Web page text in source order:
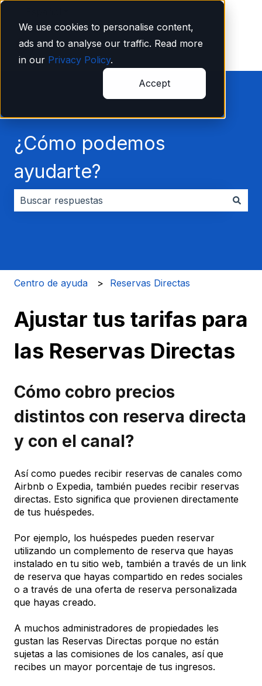
We use cookies to personalise content,
ads and to analyse our traffic. Read more
in our Privacy Policy.
Accept
¿Cómo podemos
ayudarte?
Centro de ayuda Reservas Directas
Ajustar tus tarifas para
las Reservas Directas
Cómo cobro precios
distintos con reserva directa
y con el canal?
Así como puedes recibir reservas de canales como
Airbnb o Expedia, también puedes recibir reservas
directas. Esto significa que provienen directamente
de tus huéspedes.
Por ejemplo, los huéspedes pueden reservar
utilizando un complemento de reserva que hayas
instalado en tu sitio web, también a través de un link
de reserva que hayas compartido en redes sociales
o a través de una oferta de reserva personalizada
que hayas creado.
A muchos administradores de propiedades les
gustan las Reservas Directas porque no están
sujetas a las comisiones de los canales, así que
recibes un mayor porcentaje de tus ingresos.